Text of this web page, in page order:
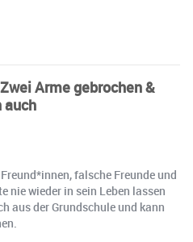
Arme gebrochen &
falsche Freunde und
nie wieder in sein Leben lassen
aus der Grundschule und kann